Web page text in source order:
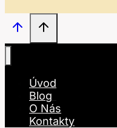
Úvod
Blog
O Nás
Kontakty